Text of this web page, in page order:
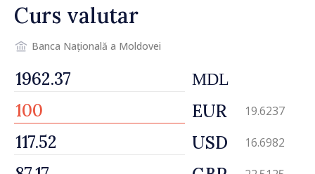
Curs valutar
Banca Națională a Moldovei
MDL
EUR 19.6237
USD 16.6982